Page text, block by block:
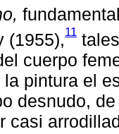
(1955),11
cuerpo
pintura el
desnudo,
casi